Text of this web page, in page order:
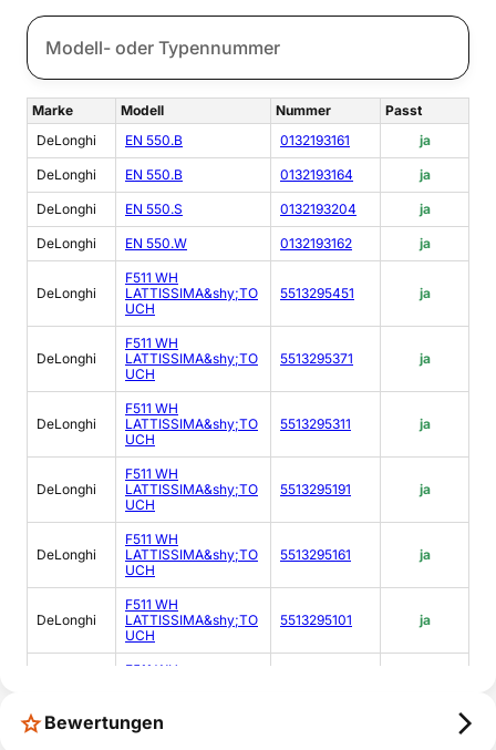
Marke Modell Nummer
Passt
DeLonghi
EN 550.B 0132193161 ja
DeLonghi EN 550.B 0132193164 ja
DeLonghi EN 550.S 0132193204 ja
DeLonghi EN 550.W 0132193162 ja
DeLonghi
F511 WH
LATTISSIMA&shy;TO
UCH
5513295451 ja
DeLonghi
F511 WH
LATTISSIMA&shy;TO
UCH
5513295371 ja
DeLonghi
F511 WH
LATTISSIMA&shy;TO
UCH
5513295311 ja
DeLonghi
F511 WH
LATTISSIMA&shy;TO
UCH
5513295191 ja
DeLonghi
F511 WH
LATTISSIMA&shy;TO
UCH
5513295161 ja
DeLonghi
F511 WH
LATTISSIMA&shy;TO
UCH
5513295101 ja
F511 WH
F511 WH
Bewertungen